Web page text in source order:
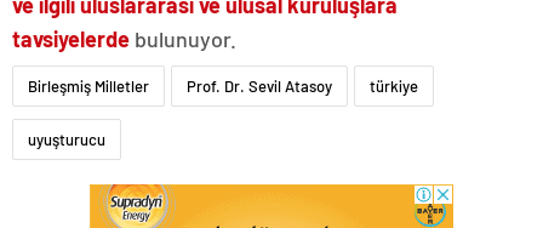
tavsiyelerde bulunuyor.
Birleşmiş Milletler Prof. Dr. Sevil Atasoy türkiye
uyuşturucu